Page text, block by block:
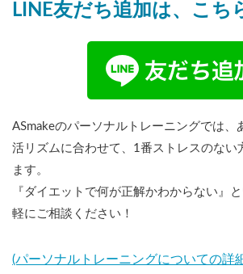
LINE友だち追加は、こち
ASmakeのパーソナルトレーニングでは、
活リズムに合わせて、1番ストレスのない
ます。
『ダイエットで何が正解かわからない』
軽にご相談ください！
(パーソナルトレーニングについての詳